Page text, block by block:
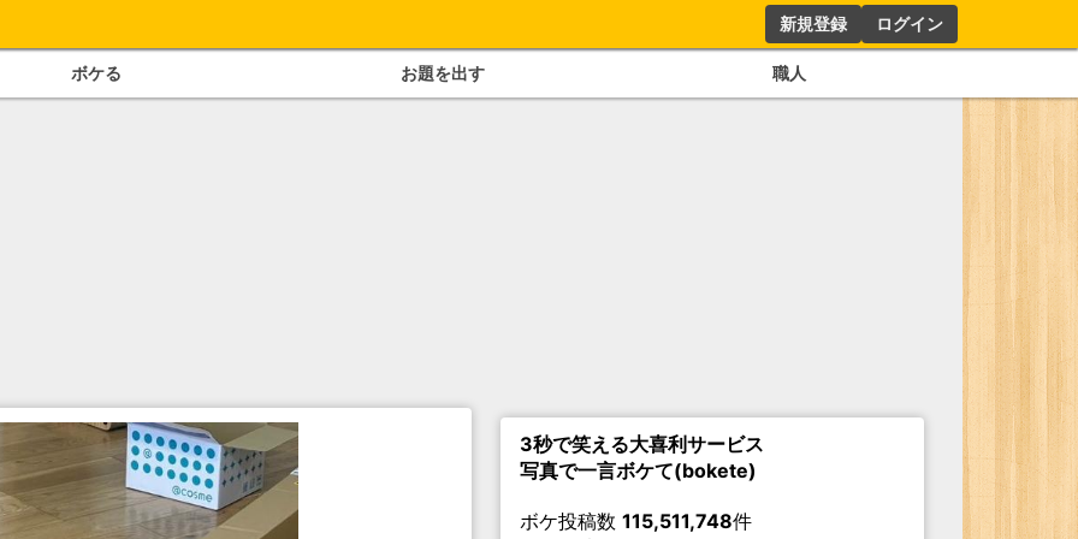
新規登録 ログイン
ボケる お題を出す 職人
3秒で笑える大喜利サービス
写真で一言ボケて(bokete)
ボケ投稿数 115,511,748件